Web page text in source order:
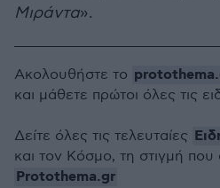
Μιράντα».
Ακολουθήστε το
και μάθετε πρώτοι όλες τις
Δείτε όλες τις τελευταίες
και τον Κόσμο, τη στιγμή που
Protothema.gr